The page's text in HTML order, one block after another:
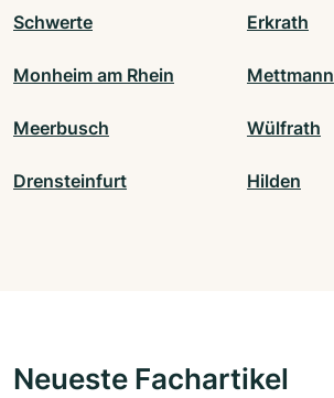
Schwerte Erkrath
Monheim am Rhein Mettmann
Meerbusch Wülfrath
Drensteinfurt Hilden
Neueste Fachartikel